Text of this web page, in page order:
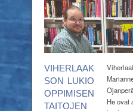
VIHERLAAK
SON LUKIO
OPPIMISEN
TAITOJEN
He ovat